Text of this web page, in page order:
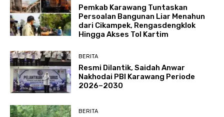
Pemkab Karawang Tuntaskan
Persoalan Bangunan Liar Menahun
dari Cikampek, Rengasdengklok
Hingga Akses Tol Kartim
BERITA
Resmi Dilantik, Saidah Anwar
Nakhodai PBI Karawang Periode
2026–2030
BERITA